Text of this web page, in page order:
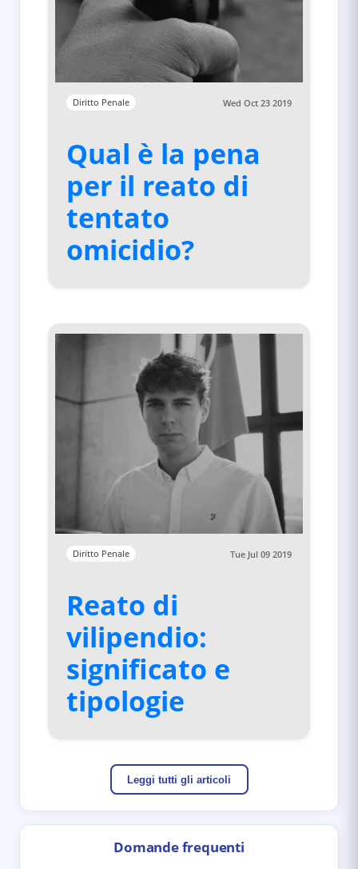
Diritto Penale Wed Oct 23 2019
Qual è la pena
per il reato di
tentato
omicidio?
Diritto Penale Tue Jul 09 2019
Reato di
vilipendio:
significato e
tipologie
Leggi tutti gli articoli
Domande frequenti